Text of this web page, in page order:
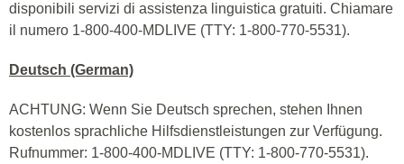
disponibili servizi di assistenza linguistica gratuiti. Chiamare
il numero 1-800-400-MDLIVE (TTY: 1-800-770-5531).
Deutsch (German)
ACHTUNG: Wenn Sie Deutsch sprechen, stehen Ihnen
kostenlos sprachliche Hilfsdienstleistungen zur Verfügung.
Rufnummer: 1-800-400-MDLIVE (TTY: 1-800-770-5531).